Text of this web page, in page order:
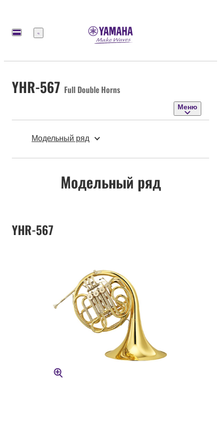
Меню
YHR-567 Full Double Horns
Меню
Модельный ряд
Модельный ряд
YHR-567